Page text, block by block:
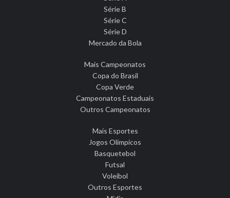
Série B
Série C
Série D
Mercado da Bola
Mais Campeonatos
Copa do Brasil
Copa Verde
Campeonatos Estaduais
Outros Campeonatos
Mais Esportes
Jogos Olímpicos
Basquetebol
Futsal
Voleibol
Outros Esportes